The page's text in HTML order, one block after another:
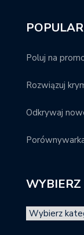
Poluj na
Rozwiązuj
Odkrywaj
WYBIERZ